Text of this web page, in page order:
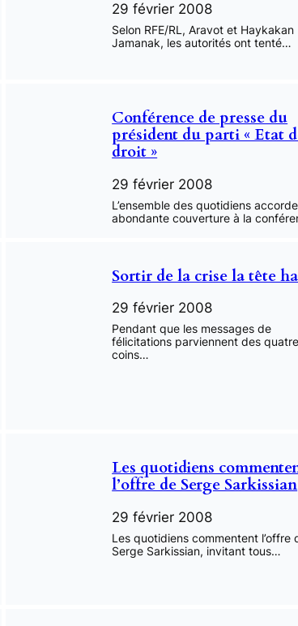
29 février 2008
Selon RFE/RL, Aravot et Haykakan
Jamanak, les autorités ont tenté…
Conférence de presse du
président du parti « Etat
droit »
29 février 2008
L’ensemble des quotidiens
abondante couverture à la
Sortir de la crise la tête
29 février 2008
Pendant que les messages de
félicitations parviennent des quatre
coins…
Les quotidiens
l’offre de Serge Sarkissian
29 février 2008
Les quotidiens commentent l’offre
Serge Sarkissian, invitant tous…